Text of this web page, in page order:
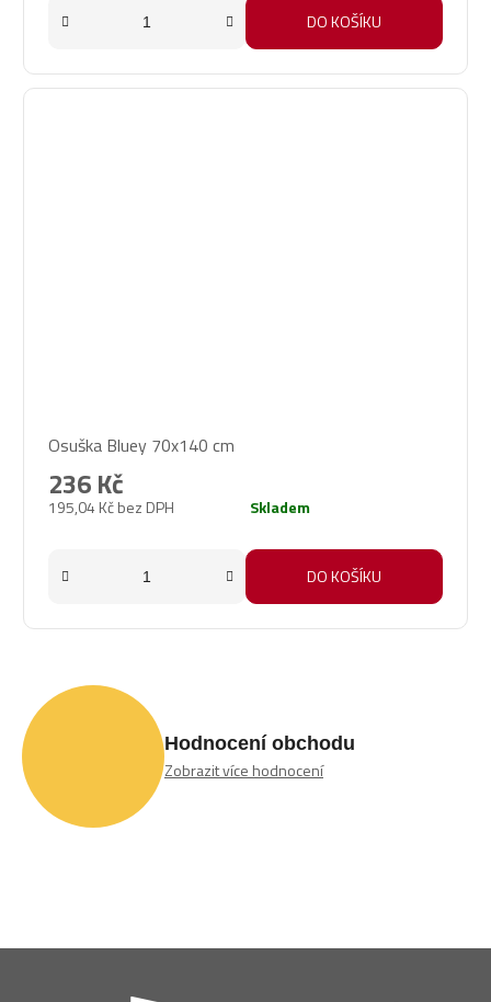
DO KOŠÍKU
Osuška Bluey 70x140 cm
195,04 Kč bez DPH
236 Kč
Skladem
DO KOŠÍKU
Hodnocení obchodu
Zobrazit více hodnocení